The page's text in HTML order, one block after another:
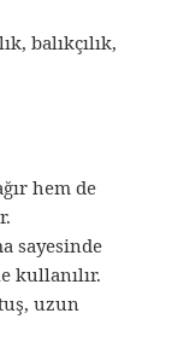
balıkçılık,
hem de
sayesinde
kullanılır.
uzun